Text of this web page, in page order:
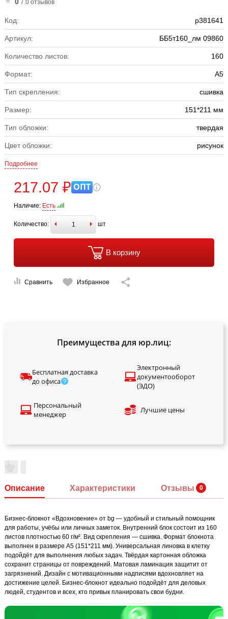
/ 0 отзывов
Код: р381641
Артикул: ББ5т160_лм 09860
Количество листов: 160
Формат: А5
Тип скрепления: сшивка
Размер: 151*211 мм
Тип обложки: твердая
Цвет обложки: рисунок
Подробнее
217.07 ₽ ОПТ
Наличие: Есть
Количество: шт
В корзину
Сравнить Избранное
Преимущества для юр.лиц:
Бесплатная доставка
до офиса
Электронный
документооборот
(ЭДО)
Персональный
менеджер
Лучшие цены
Описание Характеристики Отзывы
Бизнес-блокнот «Вдохновение» от bg — удобный и стильный помощник
для работы, учёбы или личных заметок. Внутренний блок состоит из 160
листов плотностью 60 г/м². Вид скрепления — сшивка. Формат блокнота
выполнен в размере А5 (151*211 мм). Универсальная линовка в клетку
подойдёт для выполнения любых задач. Твёрдая картонная обложка
сохранит страницы от повреждений. Матовая ламинация защитит от
загрязнений. Дизайн с мотивационными надписями вдохновляет на
достижение целей. Бизнес-блокнот идеально подойдёт для деловых
людей, студентов и всех, кто привык планировать свои будни.